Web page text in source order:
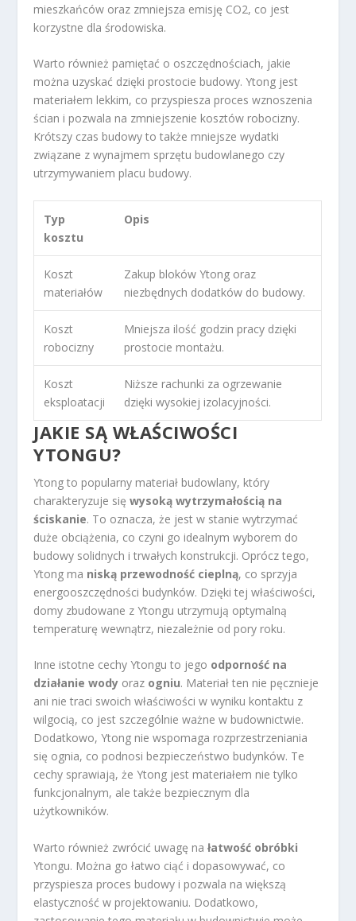
mieszkańców oraz zmniejsza emisję CO2, co jest
korzystne dla środowiska.
Warto również pamiętać o oszczędnościach, jakie
można uzyskać dzięki prostocie budowy. Ytong jest
materiałem lekkim, co przyspiesza proces wznoszenia
ścian i pozwala na zmniejszenie kosztów robocizny.
Krótszy czas budowy to także mniejsze wydatki
związane z wynajmem sprzętu budowlanego czy
utrzymywaniem placu budowy.
Typ
kosztu
Opis
Koszt
materiałów
Zakup bloków Ytong oraz
niezbędnych dodatków do budowy.
Koszt
robocizny
Mniejsza ilość godzin pracy dzięki
prostocie montażu.
Koszt
eksploatacji
Niższe rachunki za ogrzewanie
dzięki wysokiej izolacyjności.
JAKIE SĄ WŁAŚCIWOŚCI
YTONGU?
Ytong to popularny materiał budowlany, który
charakteryzuje sięwysoką wytrzymałością na
ściskanie. To oznacza, że jest w stanie wytrzymać
duże obciążenia, co czyni go idealnym wyborem do
budowy solidnych i trwałych konstrukcji. Oprócz tego,
Ytong ma niską przewodność cieplną, co sprzyja
energooszczędności budynków. Dzięki tej właściwości,
domy zbudowane z Ytongu utrzymują optymalną
temperaturę wewnątrz, niezależnie od pory roku.
Inne istotne cechy Ytongu to jego odporność na
działanie wody oraz ogniu. Materiał ten nie pęcznieje
ani nie traci swoich właściwości w wyniku kontaktu z
wilgocią, co jest szczególnie ważne w budownictwie.
Dodatkowo, Ytong nie wspomaga rozprzestrzeniania
się ognia, co podnosi bezpieczeństwo budynków. Te
cechy sprawiają, że Ytong jest materiałem nie tylko
funkcjonalnym, ale także bezpiecznym dla
użytkowników.
Warto również zwrócić uwagę nałatwość obróbki
Ytongu. Można go łatwo ciąć i dopasowywać, co
przyspiesza proces budowy i pozwala na większą
elastyczność w projektowaniu. Dodatkowo,